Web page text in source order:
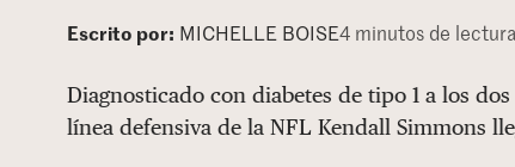
Escrito por: MICHELLE BOISE4 minutos de
Diagnosticado con diabetes de tipo 1 a los
línea defensiva de la NFL Kendall Simmons